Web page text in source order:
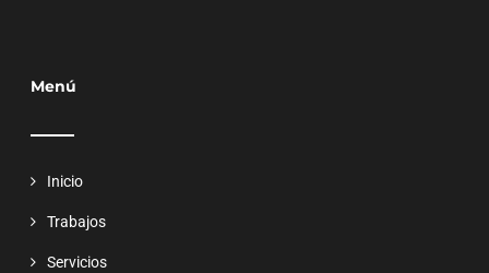
Menú
Inicio
Trabajos
Servicios